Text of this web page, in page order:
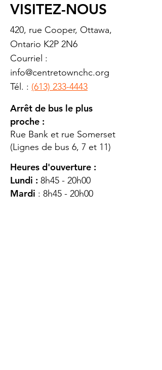
VISITEZ-NOUS
420, rue Cooper, Ottawa,
Ontario K2P 2N6
Courriel :
info@centretownchc.org
Tél. : (613) 233-4443
Arrêt de bus le plus
proche :
Rue Bank et rue Somerset
(Lignes de bus 6, 7 et 11)
Heures d'ouverture :
Lundi : 8h45 - 20h00
Mardi : 8h45 - 20h00